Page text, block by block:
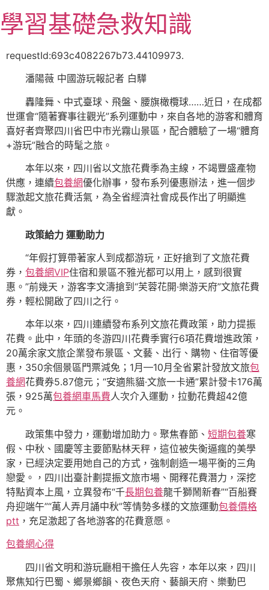
至
主
學習基礎急救知識
requestId:693c4082267b73.44109973.
潘陽薇 中國游玩報記者 白驊
轟隆舞、中式臺球、飛盤、腰旗橄欖球……近日，在成都
世運會“隨著賽事往觀光”系列運動中，來自各地的游客和體育
喜好者齊聚四川省巴中市光霧山景區，配合體驗了一場“體育
+游玩”融合的時髦之旅。
本年以來，四川省以文旅花費季為主線，不竭豐盛產物
供應，連續包養網優化辦事，發布系列優惠辦法，進一個步
驟激起文旅花費活氣，為全省經濟社會成長作出了明顯進
獻。
政策給力 運動助力
“年假打算帶著家人到成都游玩，正好搶到了文旅花費
券， 包養網VIP住宿和景區不雅光都可以用上，感到很實
惠。”前幾天，游客李文濤搶到“芙蓉花開·樂游天府”文旅花費
券，輕松開啟了四川之行。
本年以來，四川連續發布系列文旅花費政策，助力提振
花費。此中，年頭的冬游四川花費季實行6項花費增進政策，
20萬余家文旅企業發布景區、文藝、出行、購物、住宿等優
惠，350余個景區門票減免；1月—10月全省累計發放文旅包
養網花費券5.87億元；“安適熊貓·文旅一卡通”累計發卡176萬
張，925萬包養網車馬費人次介入運動，拉動花費超42億
元。
政策集中發力，運動增加助力。聚焦春節、 短期包養寒
假、中秋、國慶等主要節點林天秤，這位被失衡逼瘋的美學
家，已經決定要用她自己的方式，強制創造一場平衡的三角
戀愛。，四川出臺計劃提振文旅市場、開釋花費潛力，深挖
特點資本上風，立異發布“千長期包養龍千獅鬧新春”“百船賽
舟迎端午”“萬人弄月誦中秋”等情勢多樣的文旅運動包養價格
ptt ，充足激起了各地游客的花費意愿。
包養網心得
四川省文明和游玩廳相干擔任人先容，本年以來，四川
聚焦知行巴蜀、鄉景鄉韻、夜色天府、藝韻天府、樂動巴